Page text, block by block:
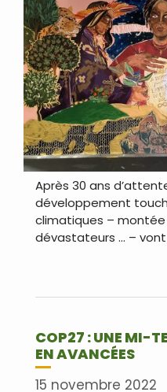
Après 30 ans
développement
climatiques – montée
dévastateurs … – vont
COP27 : UNE MI-
EN AVANCÉES
15 novembre 2022